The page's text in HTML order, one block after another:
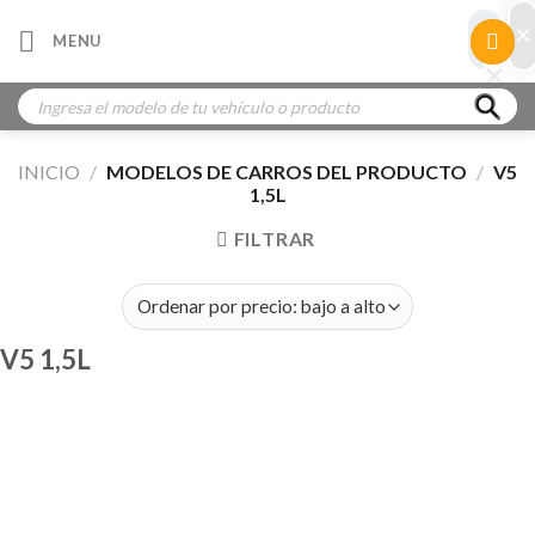
MENU
Búsqueda
de
productos
INICIO / MODELOS DE CARROS DEL PRODUCTO / V5
1,5L
FILTRAR
V5 1,5L
×
×
×
×